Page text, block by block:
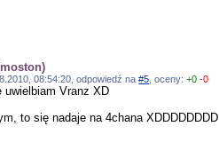
08:54:20, odpowiedź na#5 , oceny:+0 -0
uwielbiam Vranz XD
to się nadaje na 4chana XDDDDDDDD